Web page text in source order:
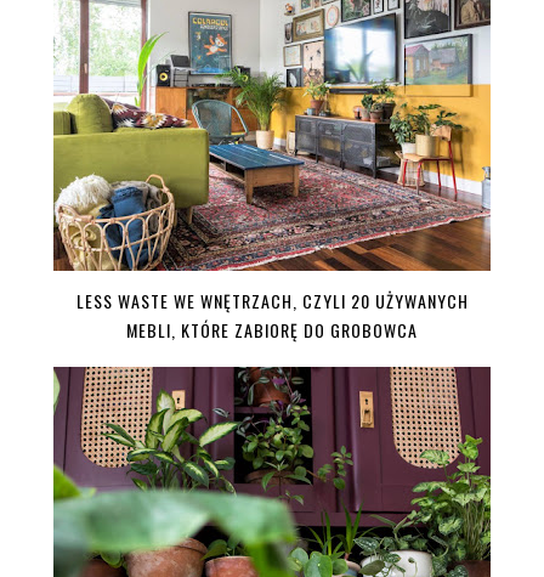
LESS WASTE WE WNĘTRZACH, CZYLI 20 UŻYWANYCH
MEBLI, KTÓRE ZABIORĘ DO GROBOWCA